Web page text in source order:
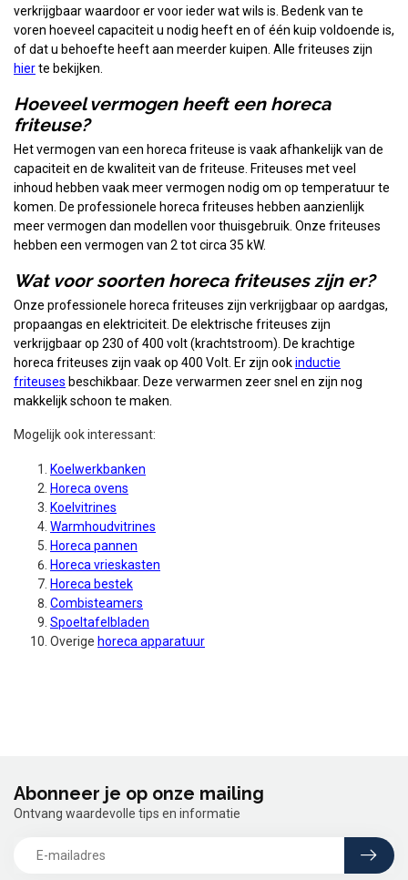
verkrijgbaar waardoor er voor ieder wat wils is. Bedenk van te
voren hoeveel capaciteit u nodig heeft en of één kuip voldoende is,
of dat u behoefte heeft aan meerder kuipen. Alle friteuses zijn
hierte bekijken.
Hoeveel vermogen heeft een horeca
friteuse?
Het vermogen van een horeca friteuse is vaak afhankelijk van de
capaciteit en de kwaliteit van de friteuse. Friteuses met veel
inhoud hebben vaak meer vermogen nodig om op temperatuur te
komen. De professionele horeca friteuses hebben aanzienlijk
meer vermogen dan modellen voor thuisgebruik. Onze friteuses
hebben een vermogen van 2 tot circa 35 kW.
Wat voor soorten horeca friteuses zijn er?
Onze professionele horeca friteuses zijn verkrijgbaar op aardgas,
propaangas en elektriciteit. De elektrische friteuses zijn
verkrijgbaar op 230 of 400 volt (krachtstroom). De krachtige
horeca friteuses zijn vaak op 400 Volt. Er zijn ookinductie
friteuses beschikbaar. Deze verwarmen zeer snel en zijn nog
makkelijk schoon te maken.
Mogelijk ook interessant:
Koelwerkbanken
Horeca ovens
Koelvitrines
Warmhoudvitrines
Horeca pannen
Horeca vrieskasten
Horeca bestek
Combisteamers
Spoeltafelbladen
Overige horeca apparatuur
Abonneer je op onze mailing
Ontvang waardevolle tips en informatie